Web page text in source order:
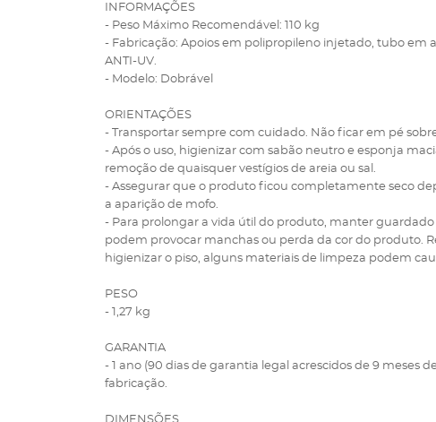
INFORMAÇÕES
- Peso Máximo Recomendável: 110 kg
- Fabricação: Apoios em polipropileno injetado, tubo
ANTI-UV.
- Modelo: Dobrável
ORIENTAÇÕES
- Transportar sempre com cuidado. Não ficar em pé
- Após o uso, higienizar com sabão neutro e esponja
remoção de quaisquer vestígios de areia ou sal.
- Assegurar que o produto ficou completamente seco
a aparição de mofo.
- Para prolongar a vida útil do produto, manter guardado
podem provocar manchas ou perda da cor do produto.
higienizar o piso, alguns materiais de limpeza podem
PESO
- 1,27 kg
GARANTIA
- 1 ano (90 dias de garantia legal acrescidos de 9 meses
fabricação.